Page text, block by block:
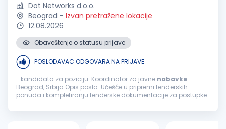
Dot Networks d.o.o.
Beograd - Izvan pretražene lokacije
12.08.2026
Obaveštenje o statusu prijave
POSLODAVAC ODGOVARA NA PRIJAVE
...kandidata za poziciju: Koordinator za javne nabavke
Beograd, Srbija Opis posla: Učešće u pripremi tenderskih
ponuda i kompletiranju tenderske dokumentacije za postupke
jedinicama kompanije u procesu...